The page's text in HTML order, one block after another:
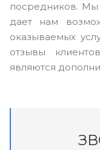
посредников.
дает нам
оказываемых
отзывы
являются